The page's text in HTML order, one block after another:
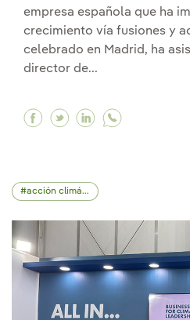
empresa española que ha
crecimiento vía fusiones y
celebrado en Madrid, ha
director de...
Facebook Nuestra
Twitter Nuestra
Linkedin
acción climática